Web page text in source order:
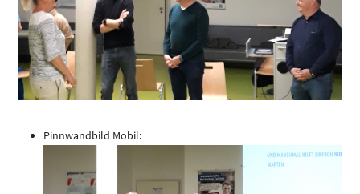
Pinnwandbild Mobil: